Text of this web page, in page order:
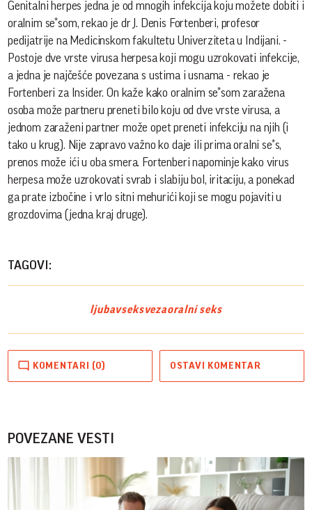
Genitalni herpes jedna je od mnogih infekcija koju možete dobiti i
oralnim se*som, rekao je dr J. Denis Fortenberi, profesor
pedijatrije na Medicinskom fakultetu Univerziteta u Indijani. -
Postoje dve vrste virusa herpesa koji mogu uzrokovati infekcije,
a jedna je najčešće povezana s ustima i usnama - rekao je
Fortenberi za Insider. On kaže kako oralnim se*som zaražena
osoba može partneru preneti bilo koju od dve vrste virusa, a
jednom zaraženi partner može opet preneti infekciju na njih (i
tako u krug). Nije zapravo važno ko daje ili prima oralni se*s,
prenos može ići u oba smera. Fortenberi napominje kako virus
herpesa može uzrokovati svrab i slabiju bol, iritaciju, a ponekad
ga prate izbočine i vrlo sitni mehurići koji se mogu pojaviti u
grozdovima (jedna kraj druge).
TAGOVI:
ljubavseksvezaoralni seks
KOMENTARI (0) OSTAVI KOMENTAR
POVEZANE VESTI